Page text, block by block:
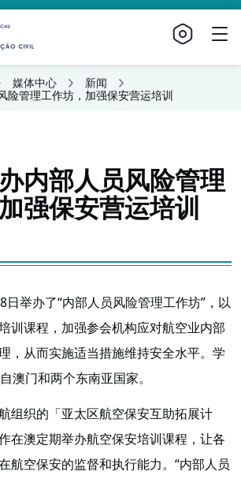
媒体中心
新闻
险管理工作坊，加强保安营运培训
内部人员风险管理
强保安营运培训
日举办了“内部人员风险管理工作坊”，以
训课程，加强参会机构应对航空业内部
，从而实施适当措施维持安全水平。学
澳门和两个东南亚国家。
组织的「亚太区航空保安互助拓展计
在澳定期举办航空保安培训课程，让各
航空保安的监督和执行能力。“内部人员